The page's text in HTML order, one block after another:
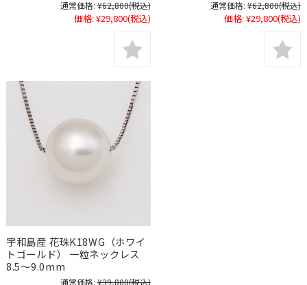
通常価格: ¥62,800(税込)
価格: ¥29,800(税込)
通常価格: ¥62,800(税込)
価格: ¥29,800(税込)
宇和島産 花珠K18WG（ホワイ
トゴールド） 一粒ネックレス
8.5～9.0mm
通常価格: ¥39,800(税込)